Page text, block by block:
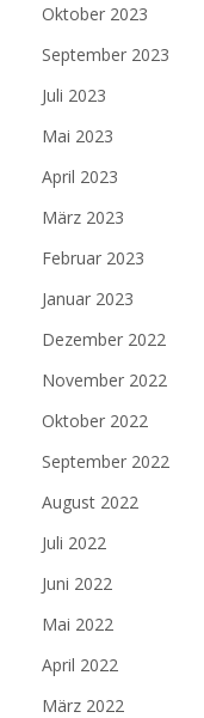
Oktober 2023
September 2023
Juli 2023
Mai 2023
April 2023
März 2023
Februar 2023
Januar 2023
Dezember 2022
November 2022
Oktober 2022
September 2022
August 2022
Juli 2022
Juni 2022
Mai 2022
April 2022
März 2022